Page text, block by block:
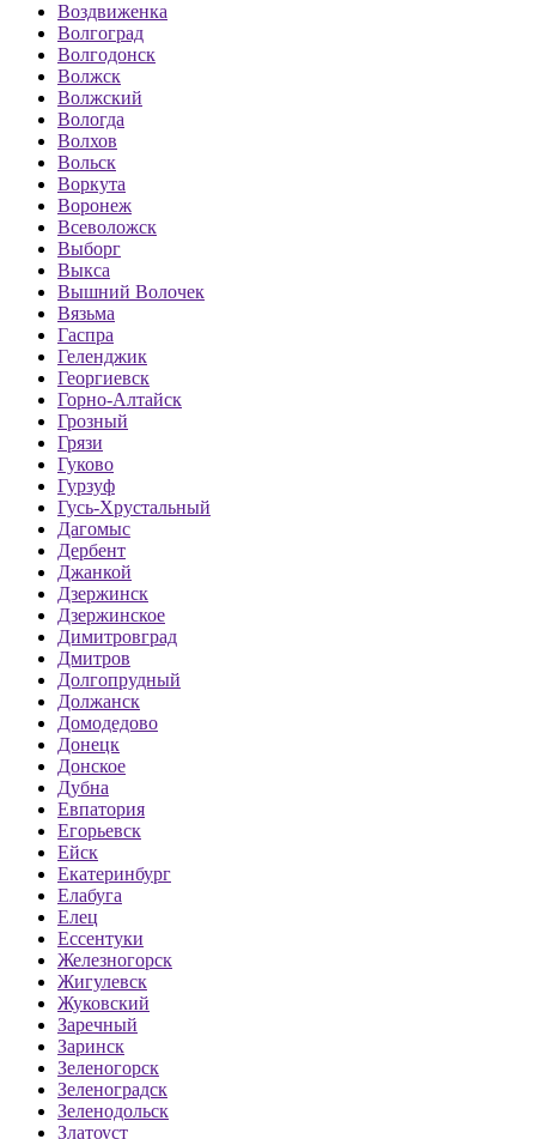
Воздвиженка
Волгоград
Волгодонск
Волжск
Волжский
Вологда
Волхов
Вольск
Воркута
Воронеж
Всеволожск
Выборг
Выкса
Вышний Волочек
Вязьма
Гаспра
Геленджик
Георгиевск
Горно-Алтайск
Грозный
Грязи
Гуково
Гурзуф
Гусь-Хрустальный
Дагомыс
Дербент
Джанкой
Дзержинск
Дзержинское
Димитровград
Дмитров
Долгопрудный
Должанск
Домодедово
Донецк
Донское
Дубна
Евпатория
Егорьевск
Ейск
Екатеринбург
Елабуга
Елец
Ессентуки
Железногорск
Жигулевск
Жуковский
Заречный
Заринск
Зеленогорск
Зеленоградск
Зеленодольск
Златоуст